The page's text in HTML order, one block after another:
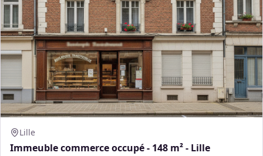
Lille
Immeuble commerce occupé - 148 m² - Lille